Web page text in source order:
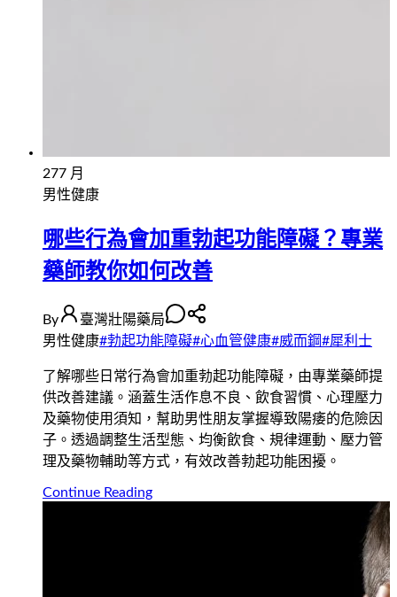
277 月
男性健康
哪些行為會加重勃起功能障礙？專業
藥師教你如何改善
By
臺灣壯陽藥局
男性健康#勃起功能障礙#心血管健康#威而鋼#犀利士
了解哪些日常行為會加重勃起功能障礙，由專業藥師提
供改善建議。涵蓋生活作息不良、飲食習慣、心理壓力
及藥物使用須知，幫助男性朋友掌握導致陽痿的危險因
子。透過調整生活型態、均衡飲食、規律運動、壓力管
理及藥物輔助等方式，有效改善勃起功能困擾。
Continue Reading